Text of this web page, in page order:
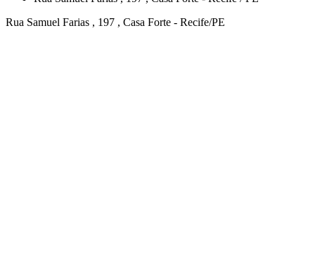
Rua Samuel Farias , 197 , Casa Forte - Recife/PE